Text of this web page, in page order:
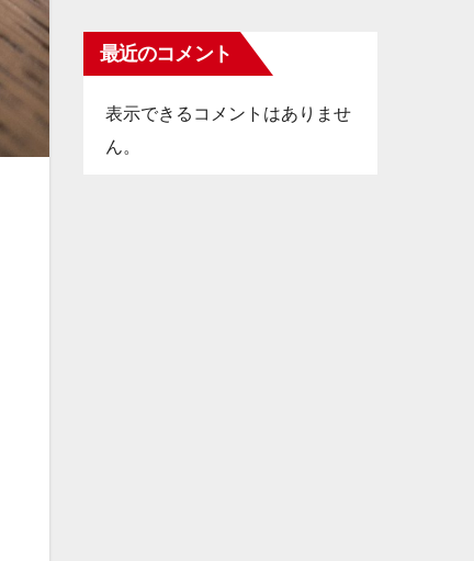
最近のコメント
表示できるコメントはありませ
ん。